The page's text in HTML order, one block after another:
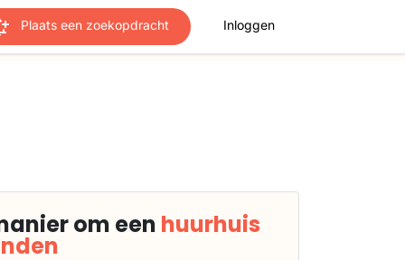
Plaats een zoekopdracht Inloggen
om een huurhuis